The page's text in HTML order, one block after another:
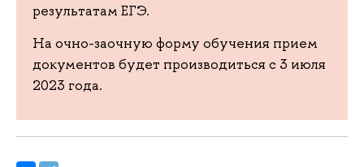
результатам ЕГЭ.
На очно-заочную форму обучения прием
документов будет производиться с 3 июля
2023 года.